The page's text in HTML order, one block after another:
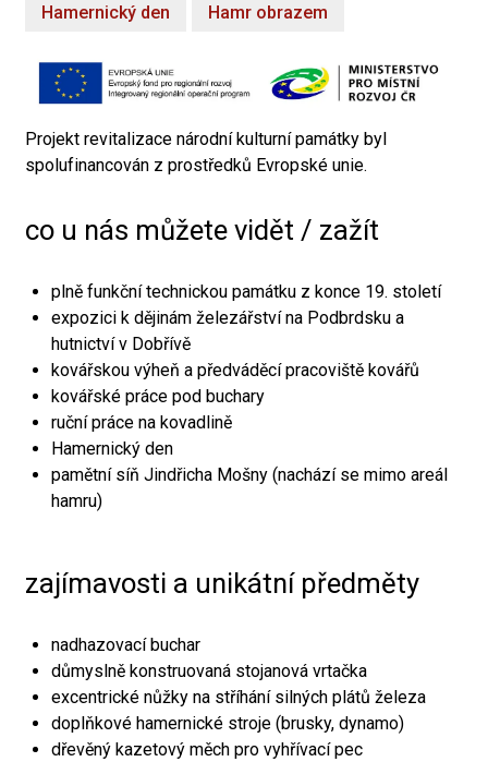
Hamernický den Hamr obrazem
Projekt revitalizace národní kulturní památky byl
spolufinancován z prostředků Evropské unie.
co u nás můžete vidět / zažít
plně funkční technickou památku z konce 19. století
expozici k dějinám železářství na Podbrdsku a
hutnictví v Dobřívě
kovářskou výheň a předváděcí pracoviště kovářů
kovářské práce pod buchary
ruční práce na kovadlině
Hamernický den
pamětní síň Jindřicha Mošny (nachází se mimo areál
hamru)
zajímavosti a unikátní předměty
nadhazovací buchar
důmyslně konstruovaná stojanová vrtačka
excentrické nůžky na stříhání silných plátů železa
doplňkové hamernické stroje (brusky, dynamo)
dřevěný kazetový měch pro vyhřívací pec